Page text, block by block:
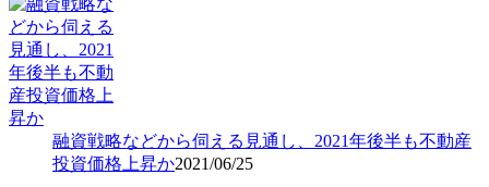
融資戦略などから伺える見通し、2021年後半も不動産
投資価格上昇か2021/06/25